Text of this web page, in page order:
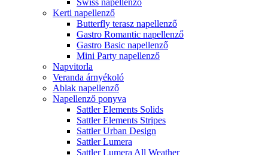
Swiss napellenző
Kerti napellenző
Butterfly terasz napellenző
Gastro Romantic napellenző
Gastro Basic napellenző
Mini Party napellenző
Napvitorla
Veranda árnyékoló
Ablak napellenző
Napellenző ponyva
Sattler Elements Solids
Sattler Elements Stripes
Sattler Urban Design
Sattler Lumera
Sattler Lumera All Weather